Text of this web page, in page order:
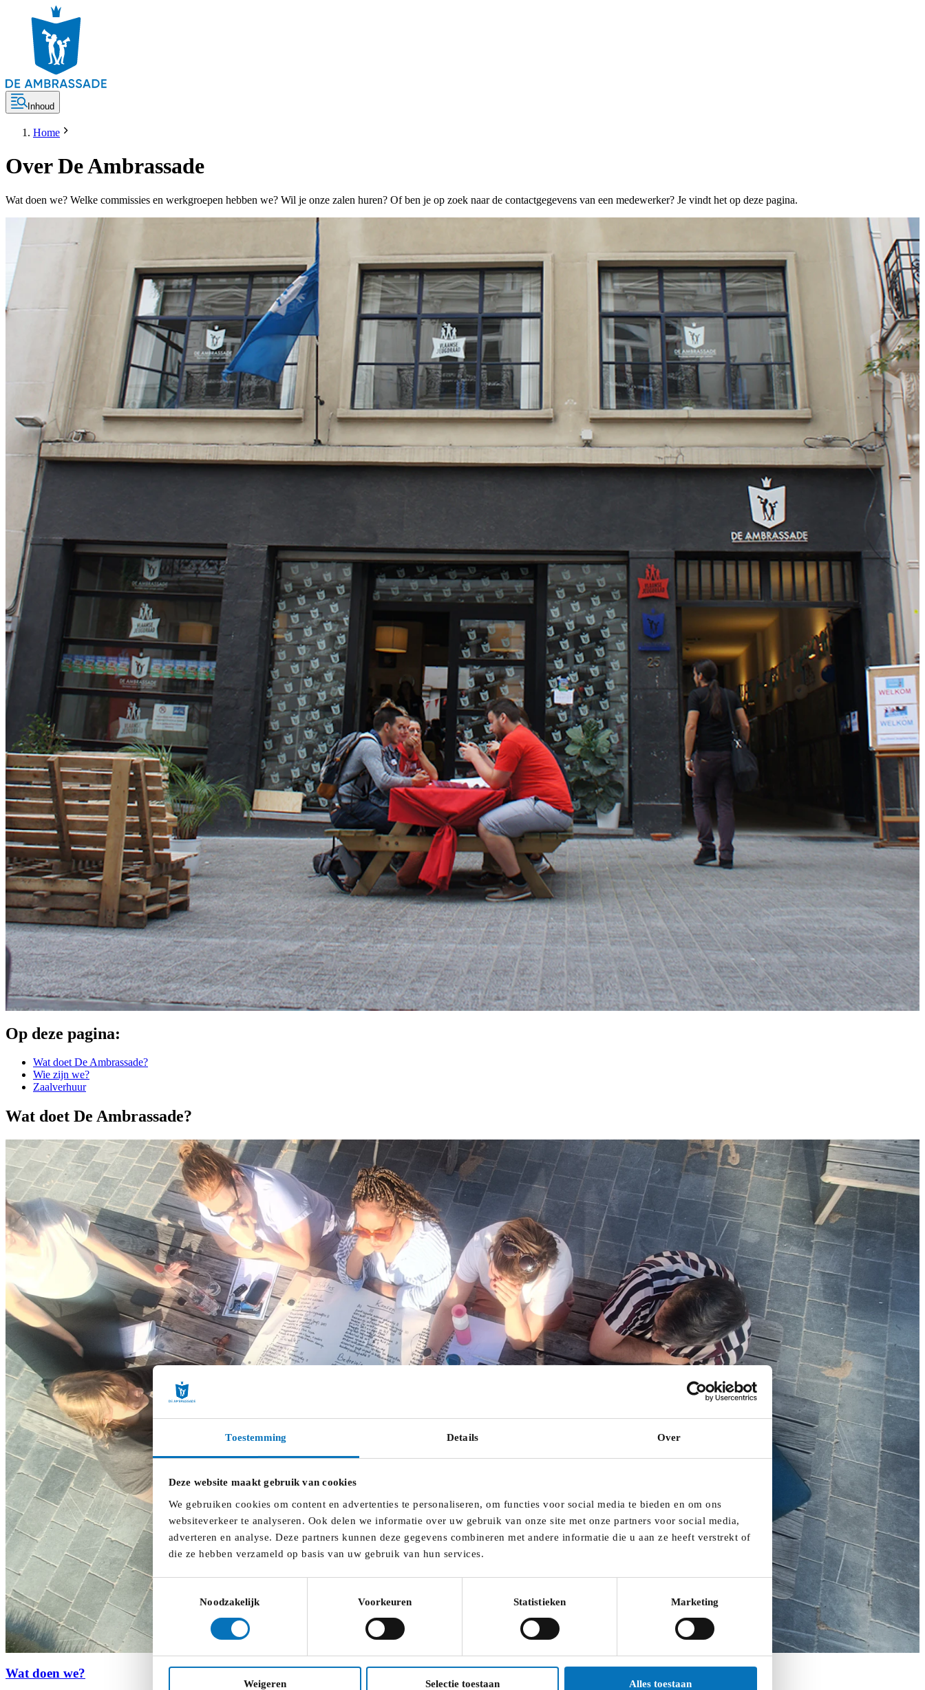
Toestemming Details Over
Deze website maakt gebruik van cookies
We gebruiken cookies om content en advertenties te personaliseren, om functies voor social media te bieden en om ons
websiteverkeer te analyseren. Ook delen we informatie over uw gebruik van onze site met onze partners voor social media,
adverteren en analyse. Deze partners kunnen deze gegevens combineren met andere informatie die u aan ze heeft verstrekt of
die ze hebben verzameld op basis van uw gebruik van hun services.
Toestemmingsselectie
Noodzakelijk
Voorkeuren Statistieken Marketing
Weigeren Selectie toestaan Alles toestaan
Inhoud
Home
Over De Ambrassade
Wat doen we? Welke commissies en werkgroepen hebben we? Wil je onze zalen huren? Of ben je op zoek naar de contactgegevens van een medewerker? Je vindt het op deze pagina.
Op deze pagina:
Wat doet De Ambrassade?
Wie zijn we?
Zaalverhuur
Wat doet De Ambrassade?
Wat doen we?